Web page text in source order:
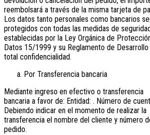
reembolsará a través de la misma tarjeta de
Los datos tanto personales como bancarios
protegidos con todas las medidas de seguridad
establecidas por la Ley Orgánica de
Datos 15/1999 y su Reglamento de
total confidencialidad.
Por Transferencia bancaria
Mediante ingreso en efectivo o transferencia
bancaria a favor de: Entidad: . Número de
Debiendo indicar en el momento de realizar la
transferencia el nombre del cliente y número
pedido.